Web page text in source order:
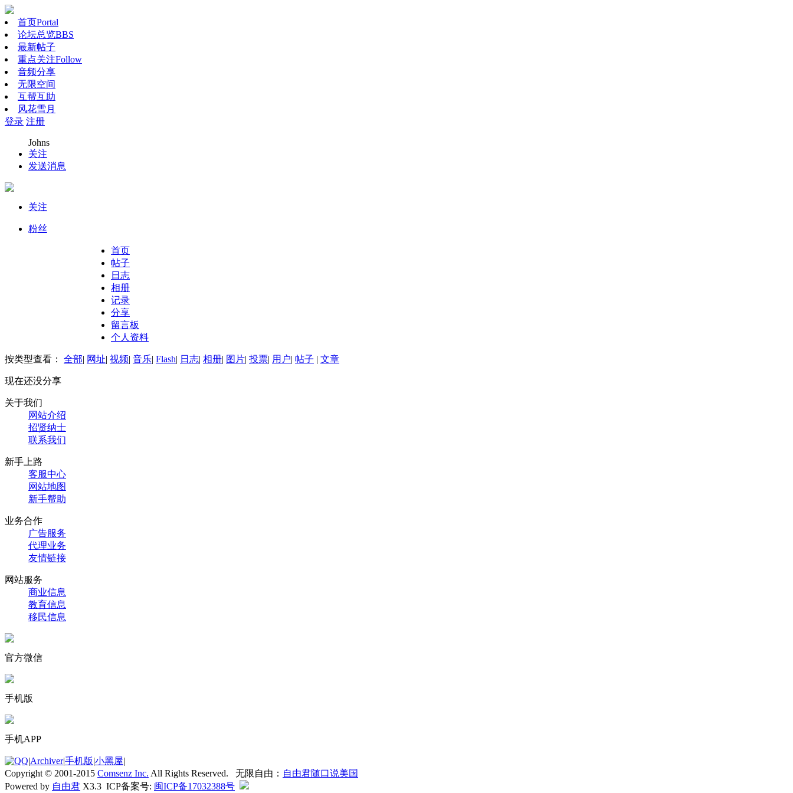
首页Portal
论坛总览BBS
最新帖子
重点关注Follow
音频分享
无限空间
互帮互助
风花雪月
登录 注册
Johns
关注
发送消息
关注
粉丝
首页
帖子
日志
相册
记录
分享
留言板
个人资料
按类型查看： 全部| 网址| 视频| 音乐| Flash| 日志| 相册| 图片| 投票| 用户| 帖子 | 文章
现在还没分享
关于我们
网站介绍
招贤纳士
联系我们
新手上路
客服中心
网站地图
新手帮助
业务合作
广告服务
代理业务
友情链接
网站服务
商业信息
教育信息
移民信息
官方微信
手机版
手机APP
|Archiver|手机版|小黑屋|
Copyright © 2001-2015 Comsenz Inc. All Rights Reserved. 无限自由： 自由君随口说美国
Powered by 自由君 X3.3 ICP备案号: 闽ICP备17032388号